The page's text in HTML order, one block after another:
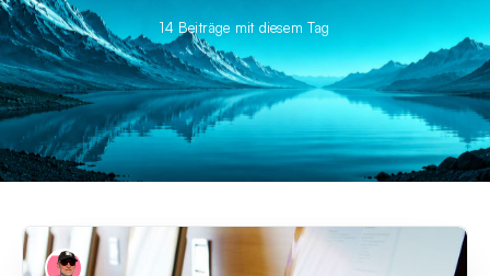
14 Beiträge mit diesem Tag